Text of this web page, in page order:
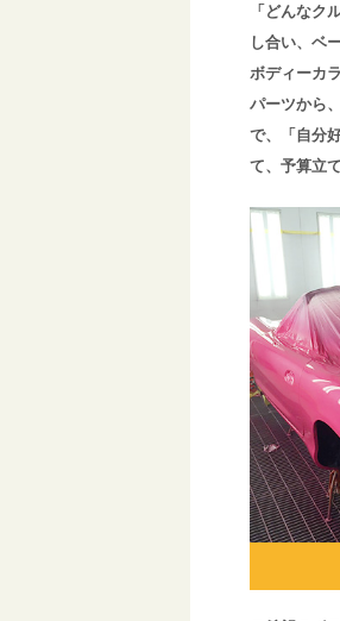
「どんなク
し合い、ベ
ボディーカ
パーツから
で、「自分
て、予算立